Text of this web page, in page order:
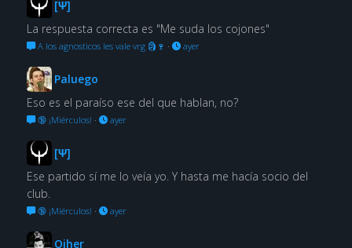
[Ψ]
La respuesta correcta es "Me suda los cojones"
A los agnosticos les vale vrg 🗿🍷 · ayer
Paluego
Eso es el paraíso ese del que hablan, no?
🔞 ¡Miérculos! · ayer
[Ψ]
Ese partido sí me lo veía yo. Y hasta me hacía socio del
club.
🔞 ¡Miérculos! · ayer
Oiher